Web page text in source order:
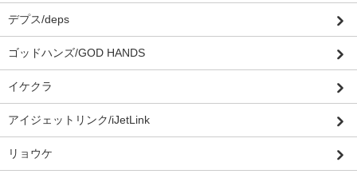
デプス/deps
ゴッドハンズ/GOD HANDS
イケクラ
アイジェットリンク/iJetLink
リョウケ